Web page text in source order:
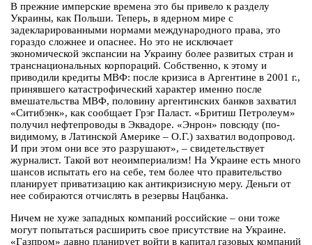
В прежние имперские времена это бы привело к разделу
Украины, как Польши. Теперь, в ядерном мире с
задекларированными нормами международного права, это
гораздо сложнее и опаснее. Но это не исключает
экономической экспансии на Украину более развитых стран и
транснациональных корпораций. Собственно, к этому и
приводили кредиты МВФ: после кризиса в Аргентине в 2001 г.,
принявшего катастрофический характер именно после
вмешательства МВФ, половину аргентинских банков захватил
«Ситибэнк», как сообщает Грэг Паласт. «Бритиш Петролеум»
получил нефтепроводы в Эквадоре. «Энрон» повсюду (по-
видимому, в Латинской Америке – О.Г.) захватил водопровод.
И при этом они все это разрушают», – свидетельствует
журналист. Такой вот неоимпериализм! На Украине есть много
шансов испытать его на себе, тем более что правительство
планирует приватизацию как антикризисную меру. Деньги от
нее собираются отчислять в резервы Нацбанка.
Ничем не хуже западных компаний российские – они тоже
могут попытаться расширить свое присутствие на Украине.
«Газпром» давно планирует войти в капитал газовых компаний